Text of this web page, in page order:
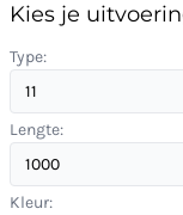
Kies je
Type:
Lengte:
Kleur: